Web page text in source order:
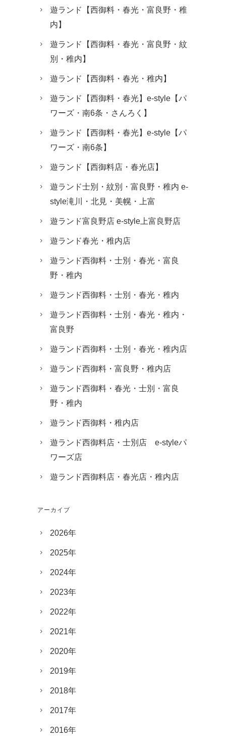
遊ランド【西御料・春光・富良野・稚
内】
遊ランド【西御料・春光・富良野・紋
別・稚内】
遊ランド【西御料・春光・稚内】
遊ランド【西御料・春光】e-style【パ
ワーズ・南6条・さんろく】
遊ランド【西御料・春光】e-style【パ
ワーズ・南6条】
遊ランド【西御料店・春光店】
遊ランド士別・紋別・富良野・稚内 e-
style滝川・北見・美幌・上富
遊ランド富良野店 e-style上富良野店
遊ランド春光・稚内店
遊ランド西御料・士別・春光・富良
野・稚内
遊ランド西御料・士別・春光・稚内
遊ランド西御料・士別・春光・稚内・
富良野
遊ランド西御料・士別・春光・稚内店
遊ランド西御料・富良野・稚内店
遊ランド西御料・春光・士別・富良
野・稚内
遊ランド西御料・稚内店
遊ランド西御料店・士別店 e-styleパ
ワーズ店
遊ランド西御料店・春光店・稚内店
アーカイブ
2026年
2025年
2024年
2023年
2022年
2021年
2020年
2019年
2018年
2017年
2016年